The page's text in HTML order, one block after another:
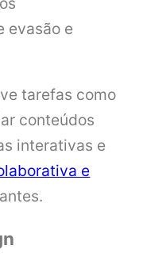
evasão e
tarefas como
conteúdos
interativas e
e